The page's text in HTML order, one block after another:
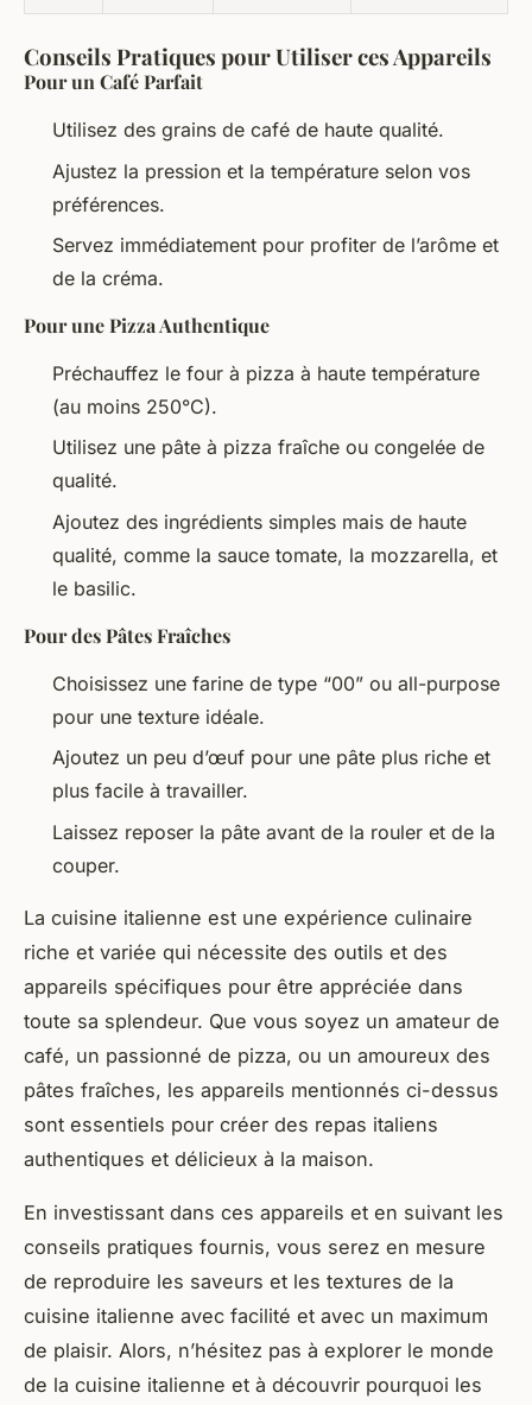
Conseils Pratiques pour Utiliser ces Appareils
Pour un Café Parfait
Utilisez des grains de café de haute qualité.
Ajustez la pression et la température selon vos
préférences.
Servez immédiatement pour profiter de l’arôme et
de la créma.
Pour une Pizza Authentique
Préchauffez le four à pizza à haute température
(au moins 250°C).
Utilisez une pâte à pizza fraîche ou congelée de
qualité.
Ajoutez des ingrédients simples mais de haute
qualité, comme la sauce tomate, la mozzarella, et
le basilic.
Pour des Pâtes Fraîches
Choisissez une farine de type “00” ou all-purpose
pour une texture idéale.
Ajoutez un peu d’œuf pour une pâte plus riche et
plus facile à travailler.
Laissez reposer la pâte avant de la rouler et de la
couper.
La cuisine italienne est une expérience culinaire
riche et variée qui nécessite des outils et des
appareils spécifiques pour être appréciée dans
toute sa splendeur. Que vous soyez un amateur de
café, un passionné de pizza, ou un amoureux des
pâtes fraîches, les appareils mentionnés ci-dessus
sont essentiels pour créer des repas italiens
authentiques et délicieux à la maison.
En investissant dans ces appareils et en suivant les
conseils pratiques fournis, vous serez en mesure
de reproduire les saveurs et les textures de la
cuisine italienne avec facilité et avec un maximum
de plaisir. Alors, n’hésitez pas à explorer le monde
de la cuisine italienne et à découvrir pourquoi les